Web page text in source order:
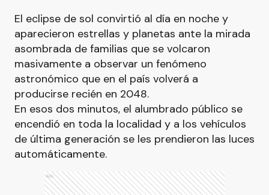
El eclipse de sol convirtió al día en noche y
aparecieron estrellas y planetas ante la mirada
asombrada de familias que se volcaron
masivamente a observar un fenómeno
astronómico que en el país volverá a
producirse recién en 2048.
En esos dos minutos, el alumbrado público se
encendió en toda la localidad y a los vehículos
de última generación se les prendieron las luces
automáticamente.
Ads